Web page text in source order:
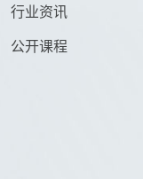
行业资讯
公开课程